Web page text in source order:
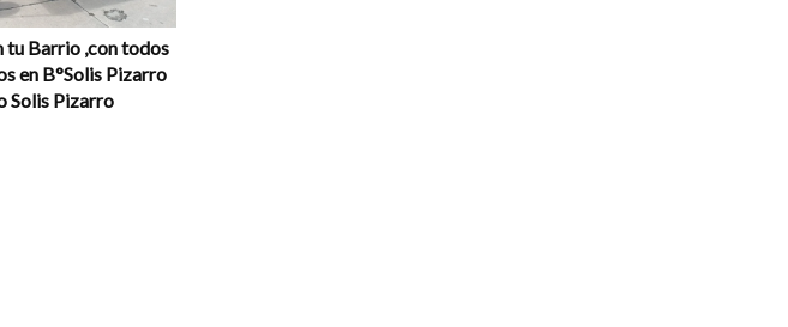
tu Barrio ,con todos
en B°Solis Pizarro
Solis Pizarro